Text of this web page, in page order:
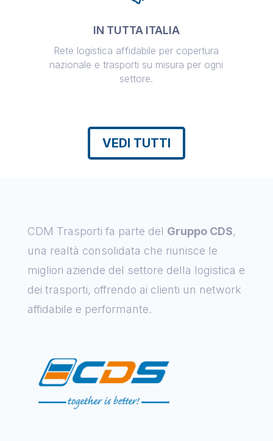
IN TUTTA ITALIA
Rete logistica affidabile per copertura
nazionale e trasporti su misura per ogni
settore.
VEDI TUTTI
CDM Trasporti fa parte del Gruppo CDS,
una realtà consolidata che riunisce le
migliori aziende del settore della logistica e
dei trasporti, offrendo ai clienti un network
affidabile e performante.